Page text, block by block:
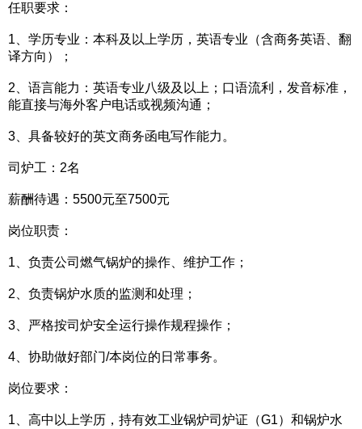
任职要求：
1、学历专业：本科及以上学历，英语专业（含商务英语、翻
译方向）；
2、语言能力：英语专业八级及以上；口语流利，发音标准，
能直接与海外客户电话或视频沟通；
3、具备较好的英文商务函电写作能力。
司炉工：2名
薪酬待遇：5500元至7500元
岗位职责：
1、负责公司燃气锅炉的操作、维护工作；
2、负责锅炉水质的监测和处理；
3、严格按司炉安全运行操作规程操作；
4、协助做好部门/本岗位的日常事务。
岗位要求：
1、高中以上学历，持有效工业锅炉司炉证（G1）和锅炉水